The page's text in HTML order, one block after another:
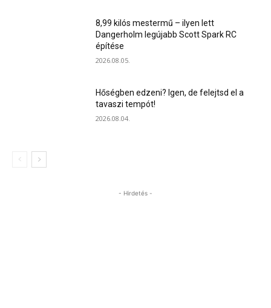
8,99 kilós mestermű – ilyen lett
Dangerholm legújabb Scott Spark RC
építése
2026.08.05.
Hőségben edzeni? Igen, de felejtsd el a
tavaszi tempót!
2026.08.04.
- Hirdetés -